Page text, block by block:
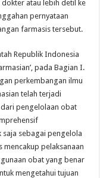
atau lebih detil ke
pernyataan
farmasis tersebut.
Republik Indonesia
pada Bagian I.
perkembangan ilmu
telah terjadi
pengelolaan obat
sebagai pengelola
pelaksanaan
obat yang benar
mengetahui tujuan